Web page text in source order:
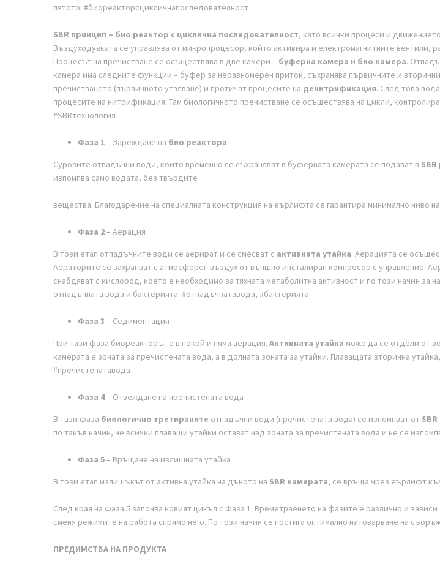
лятото. #биореакторсцикличнапоследователност
SBR принцип – био реактор с циклична последователност, като всички процеси и
Въздуходувката се управлява от микропроцесор, който активира и електромагнитните
Процесът на пречистване се осъществява в две камери – буферна камера и био камера.
камера има следните функции – буфер за неравномерен приток, съхранява първичните и
пречистването (първичното утаяване) и протичат процесите на денитрификация. След това
процесите на нитрификация. Там биологичното пречистване се осъществява на цикли,
#SBRтехнология
Фаза 1– Зареждане на био реактора
Суровите отпадъчни води, които временно се съхраняват в буферната камерата се подават в
изпомпва само водата, без твърдите
вещества. Благодарение на специалната конструкция на еърлифта се гарантира минимално ниво
Фаза 2– Аерация
В този етап отпадъчните води се аерират и се смесват с активната утайка. Аерацията се
Аераторите се захранват с атмосферен въздух от външно инсталиран компресор с управление.
снабдяват с кислород, което е необходимо за тяхната метаболитна активност и по този начин
отпадъчната вода и бактерията. #отпадъчнатавода, #бактерията
Фаза 3 – Седиментация
При тази фаза биореакторът е в покой и няма аерация. Активната утайка може да се отдели от
камерата е зоната за пречистената вода, а в долната зоната за утайки. Плаващата вторична
#пречистенатавода
Фаза 4– Отвеждане на пречистената вода
В тази фаза биологично третираните отпадъчни води (пречистената вода) се изпомпват от
по такъв начин, че всички плаващи утайки остават над зоната за пречистената вода и не се
Фаза 5– Връщане на излишната утайка
В този етап излишъкът от активна утайка на дъното на SBR камерата, се връща чрез еърлифт
След края на Фаза 5 започва новият цикъл с Фаза 1. Времетраенето на фазите е различно и
сменя режимите на работа спрямо него. По този начин се постига оптимално натоварване на
ПРЕДИМСТВА НА ПРОДУКТА